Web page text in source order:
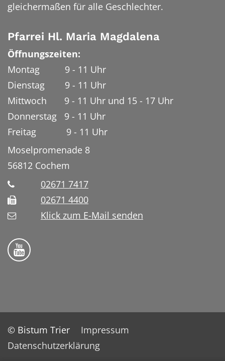
gleichermaßen für alle Geschlechter.
Pfarrei Hl. Maria Magdalena
Öffnungszeiten:
Montag 9 - 11 Uhr
Dienstag 9 - 11 Uhr
Mittwoch 9 - 11 Uhr und 15 - 17 Uhr
Donnerstag 9 - 11 Uhr
Freitag 9 - 11 Uhr
Moselpromenade 8
56812 Cochem
02671 7417
02671 4400
Klick zum E-Mail senden
Bistum Trier auf YouTube
© Bistum Trier
Impressum
Datenschutzerklärung